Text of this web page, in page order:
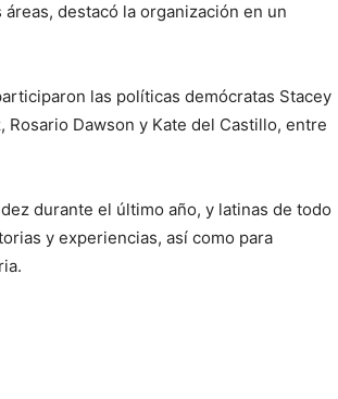
destacó la organización en un
las políticas demócratas Stacey
Rosario Dawson y Kate del Castillo, entre
durante el último año, y latinas de todo
y experiencias, así como para